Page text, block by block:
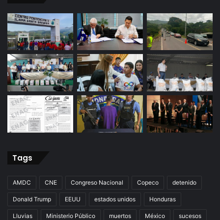
Tags
AMDC CNE Congreso Nacional Copeco detenido
Donald Trump EEUU estados unidos Honduras
Lluvias Ministerio Público muertos México sucesos